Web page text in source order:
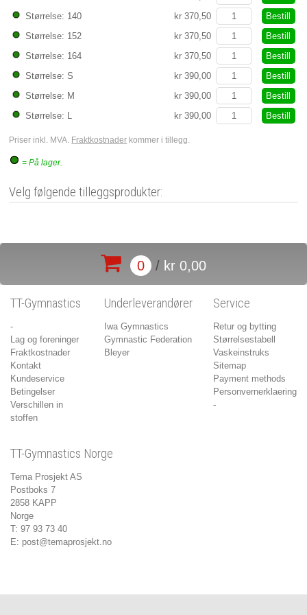
Størrelse: 140
kr 370,50
Bestill
Størrelse: 152
kr 370,50
Bestill
Størrelse: 164
kr 370,50
Bestill
Størrelse: S
kr 390,00
Bestill
Størrelse: M
kr 390,00
Bestill
Størrelse: L
kr 390,00 Bestill
Priser inkl. MVA. Fraktkostnader kommer i tillegg.
= På lager.
Velg følgende tilleggsprodukter:
0 / kr 0,00
TT-Gymnastics
-
Lag og foreninger
Fraktkostnader
Kontakt
Kundeservice
Betingelser
Verschillen in
stoffen
Underleverandører
Iwa Gymnastics
Gymnastic Federation
Bleyer
Service
Retur og bytting
Størrelsestabell
Vaskeinstruks
Sitemap
Payment methods
Personvernerklaering
-
TT-Gymnastics Norge
Tema Prosjekt AS
Postboks 7
2858 KAPP
Norge
T: 97 93 73 40
E: post@temaprosjekt.no